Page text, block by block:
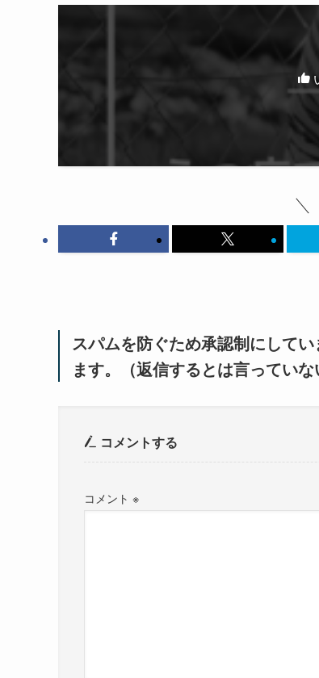
スパムを防ぐため承認制にして
ます。（返信するとは言ってい
コメントする
コメント ※